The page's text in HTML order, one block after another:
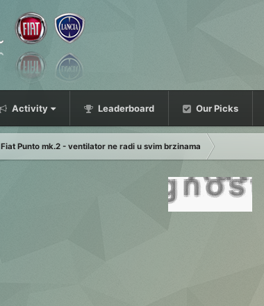
Activity Leaderboard Our Picks
Fiat Punto mk.2 - ventilator ne radi u svim brzinama